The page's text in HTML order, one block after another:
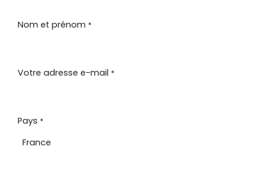
Nom et prénom *
Votre adresse e-mail *
Pays *